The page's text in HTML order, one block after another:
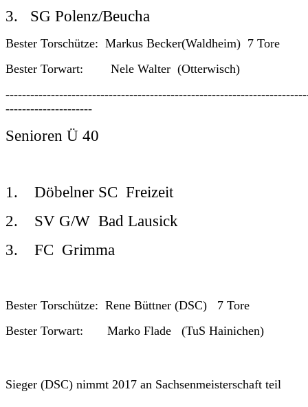
3. SG Polenz/Beucha
Bester Torschütze: Markus Becker(Waldheim) 7 Tore
Bester Torwart: Nele Walter (Otterwisch)
---------------------
Senioren Ü 40
1. Döbelner SC Freizeit
2. SV G/W Bad Lausick
3. FC Grimma
Bester Torschütze: Rene Büttner (DSC) 7 Tore
Bester Torwart: Marko Flade (TuS Hainichen)
Sieger (DSC) nimmt 2017 an Sachsenmeisterschaft teil